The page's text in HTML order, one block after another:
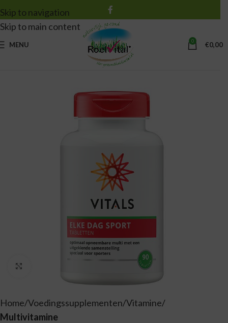
Skip to navigation
Skip to main content
MENU 0 €0,00
Home Voedingssupplementen Vitamine
Multivitamine